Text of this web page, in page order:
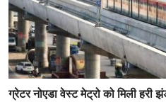
ग्रेटर नोएडा वेस्ट मेट्रो को मिली